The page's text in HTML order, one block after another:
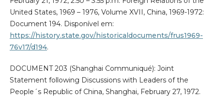
United States, 1969 – 1976, Volume XVII, China, 1969-1972:
Document 194. Disponível em:
https://history.state.gov/historicaldocuments/frus1969-
76v17/d194.
DOCUMENT 203 (Shanghai Communiqué): Joint
Statement following Discussions with Leaders of the
People´s Republic of China, Shanghai, February 27, 1972.